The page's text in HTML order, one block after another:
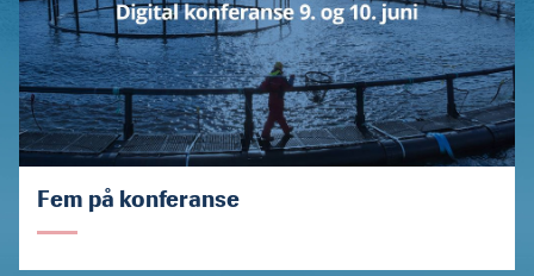
Fem på konferanse